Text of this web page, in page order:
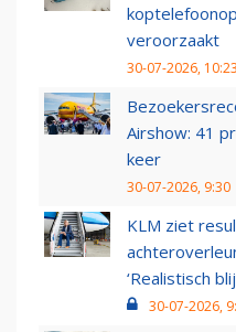
veroorzaakt
30-07-2026, 10:23
Airshow: 41
keer
30-07-2026, 9:30
KLM ziet
‘Realistisch
30-07-2026,